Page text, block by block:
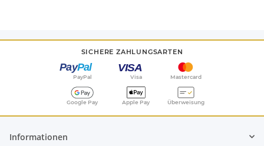
SICHERE ZAHLUNGSARTEN
PayPal Visa Mastercard
Google Pay Apple Pay Überweisung
Informationen